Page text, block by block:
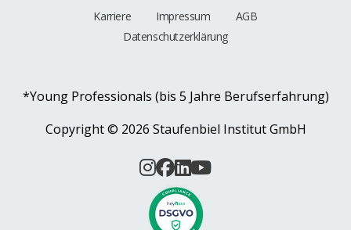
Karriere Impressum
AGB
Datenschutzerklärung
*Young Professionals (bis 5 Jahre Berufserfahrung)
Copyright © 2026 Staufenbiel Institut GmbH